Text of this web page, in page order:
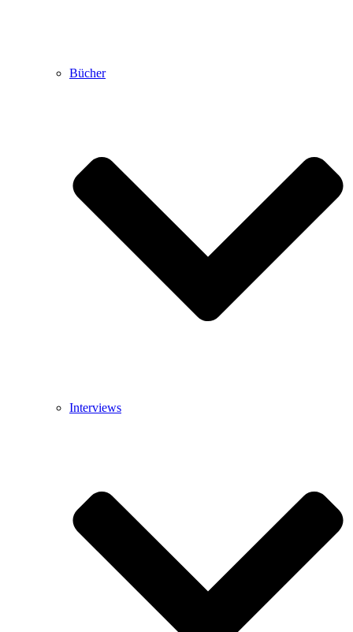
Bücher
Interviews